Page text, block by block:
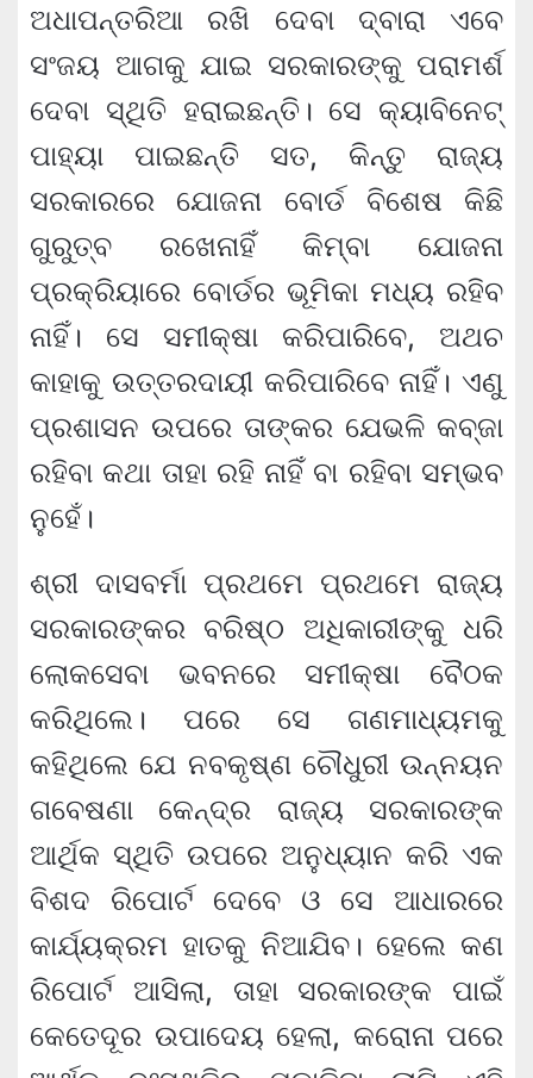
ଅଧାପନ୍ତରିଆ ରଖି ଦେବା ଦ୍ବାରା ଏବେ
ସଂଜୟ ଆଗକୁ ଯାଇ ସରକାରଙ୍କୁ ପରାମର୍ଶ
ଦେବା ସ୍ଥିତି ହରାଇଛନ୍ତି। ସେ କ୍ୟାବିନେଟ୍
ପାହ୍ୟା ପାଇଛନ୍ତି ସତ, କିନ୍ତୁ ରାଜ୍ୟ
ସରକାରରେ ଯୋଜନା ବୋର୍ଡ ବିଶେଷ କିଛି
ଗୁରୁତ୍ବ ରଖେନାହିଁ କିମ୍ବା ଯୋଜନା
ପ୍ରକ୍ରିୟାରେ ବୋର୍ଡର ଭୂମିକା ମଧ୍ୟ ରହିବ
ନାହିଁ। ସେ ସମୀକ୍ଷା କରିପାରିବେ, ଅଥଚ
କାହାକୁ ଉତ୍ତରଦାୟୀ କରିପାରିବେ ନାହିଁ। ଏଣୁ
ପ୍ରଶାସନ ଉପରେ ତାଙ୍କର ଯେଭଳି କବ୍‌ଜା
ରହିବା କଥା ତାହା ରହି ନାହିଁ ବା ରହିବା ସମ୍ଭବ
ନୁହେଁ।
ଶ୍ରୀ ଦାସବର୍ମା ପ୍ରଥମେ ପ୍ରଥମେ ରାଜ୍ୟ
ସରକାରଙ୍କର ବରିଷ୍ଠ ଅଧିକାରୀଙ୍କୁ ଧରି
ଲୋକସେବା ଭବନରେ ସମୀକ୍ଷା ବୈଠକ
କରିଥିଲେ। ପରେ ସେ ଗଣମାଧ୍ୟମକୁ
କହିଥିଲେ ଯେ ନବକୃଷ୍ଣ ଚୌଧୁରୀ ଉନ୍ନୟନ
ଗବେଷଣା କେନ୍ଦ୍ର ରାଜ୍ୟ ସରକାରଙ୍କ
ଆର୍ଥିକ ସ୍ଥିତି ଉପରେ ଅନୁଧ୍ୟାନ କରି ଏକ
ବିଶଦ ରିପୋର୍ଟ ଦେବେ ଓ ସେ ଆଧାରରେ
କାର୍ଯ୍ୟକ୍ରମ ହାତକୁ ନିଆଯିବ। ହେଲେ କଣ
ରିପୋର୍ଟ ଆସିଲା, ତାହା ସରକାରଙ୍କ ପାଇଁ
କେତେଦୂର ଉପାଦେୟ ହେଲା, କରୋନା ପରେ